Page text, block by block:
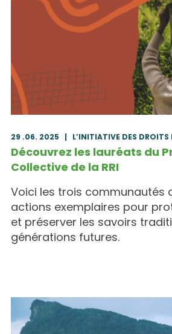
29 .06. 2025 | L’INITIATIVE DES DROITS
Découvrez les lauréats du
Collective de la RRI
Voici les trois communautés
actions exemplaires pour
et préserver les savoirs
générations futures.